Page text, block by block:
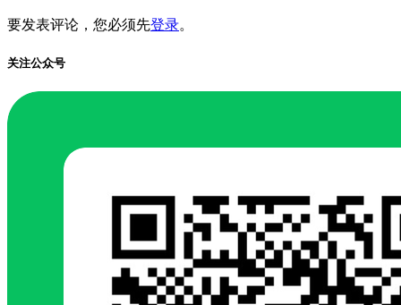
要发表评论，您必须先登录。
关注公众号